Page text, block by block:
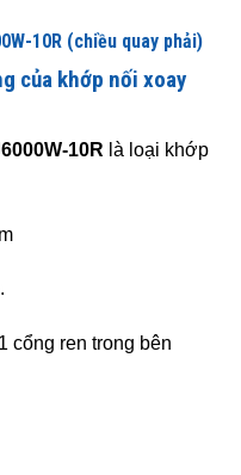
10R (chiều quay phải)
của khớp nối xoay
10R là loại khớp
cổng ren trong bên